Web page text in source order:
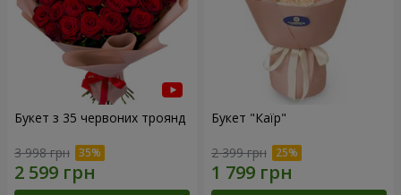
Букет з 35 червоних троянд
3 998 грн
Букет "Каїр"
2 399 грн